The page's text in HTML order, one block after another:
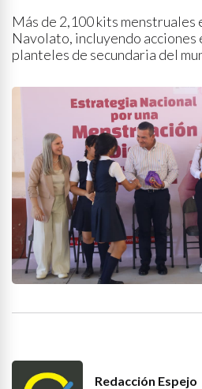
Más de 2,100 kits menstruales
Navolato, incluyendo acciones
planteles de secundaria del
Redacción Espejo